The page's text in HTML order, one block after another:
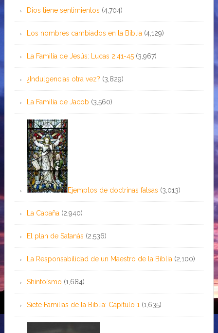
Dios tiene sentimientos (4,704)
Los nombres cambiados en la Biblia (4,129)
La Familia de Jesús: Lucas 2:41-45 (3,967)
¿Indulgencias otra vez? (3,829)
La Familia de Jacob (3,560)
Ejemplos de doctrinas falsas (3,013)
La Cabaña (2,940)
El plan de Satanás (2,536)
La Responsabilidad de un Maestro de la Biblia (2,100)
Shintoísmo (1,684)
Siete Familias de la Biblia: Capítulo 1 (1,635)